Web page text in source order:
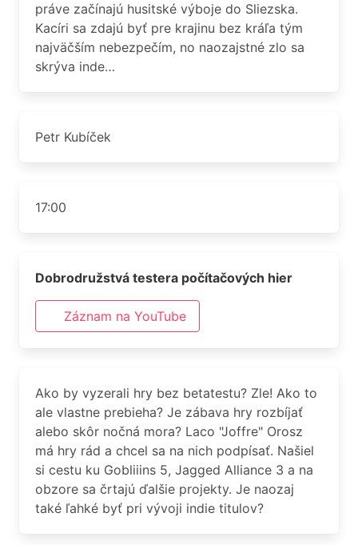
práve začínajú husitské výboje do Sliezska.
Kacíri sa zdajú byť pre krajinu bez kráľa tým
najväčším nebezpečím, no naozajstné zlo sa
skrýva inde…
Petr Kubíček
17:00
Dobrodružstvá testera počítačových hier
Záznam na YouTube
Ako by vyzerali hry bez betatestu? Zle! Ako to
ale vlastne prebieha? Je zábava hry rozbíjať
alebo skôr nočná mora? Laco "Joffre" Orosz
má hry rád a chcel sa na nich podpísať. Našiel
si cestu ku Gobliiins 5, Jagged Alliance 3 a na
obzore sa črtajú ďalšie projekty. Je naozaj
také ľahké byť pri vývoji indie titulov?